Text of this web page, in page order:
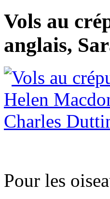
Vols au
anglais,
Pour les